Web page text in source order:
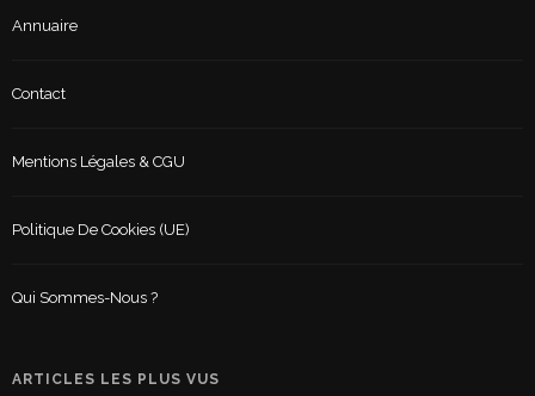
Annuaire
Contact
Mentions Légales & CGU
Politique De Cookies (UE)
Qui Sommes-Nous ?
ARTICLES LES PLUS VUS